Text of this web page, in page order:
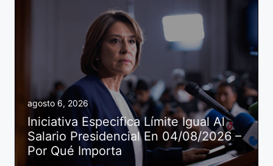
agosto 6, 2026
Iniciativa Especifica Límite Igual Al
Salario Presidencial En 04/08/2026 –
Por Qué Importa